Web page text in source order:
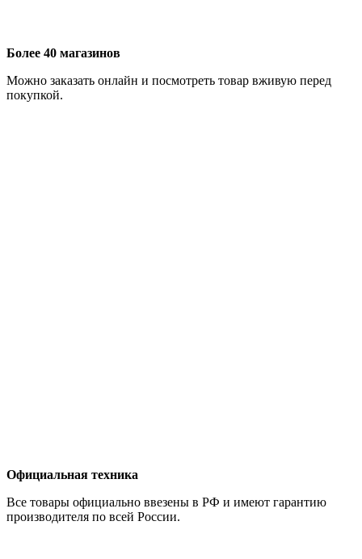
Более 40 магазинов
Можно заказать онлайн и посмотреть товар вживую перед
покупкой.
Официальная техника
Все товары официально ввезены в РФ и имеют гарантию
производителя по всей России.